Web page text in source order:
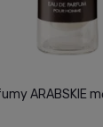
ARABSKIE